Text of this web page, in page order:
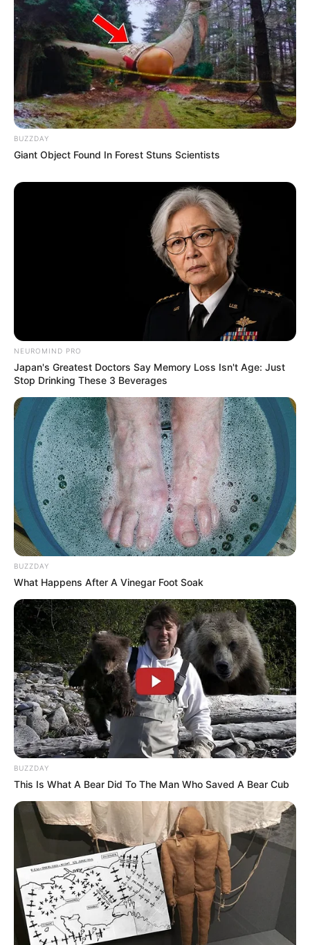
Serem! 9 Chat Ojek Online &
Merinding
Bikin Ngakak, 10 Potret
Cosplay Murah Pakai Bahan
Seadanya
Anti Mainstream, 10 Cara
Membawa Barang Belanjaan
Versi Warga Thailand
Langka Banget! 10 Pose Lucu
Katak yang Bikin Ketawa
Gemes
BUZZDAY
Giant Object Found In Forest Stuns Scientists
NEUROMIND PRO
Japan's Greatest Doctors Say Memory Loss Isn't Age: Just
Stop Drinking These 3 Beverages
BUZZDAY
What Happens After A Vinegar Foot Soak
BUZZDAY
This Is What A Bear Did To The Man Who Saved A Bear Cub